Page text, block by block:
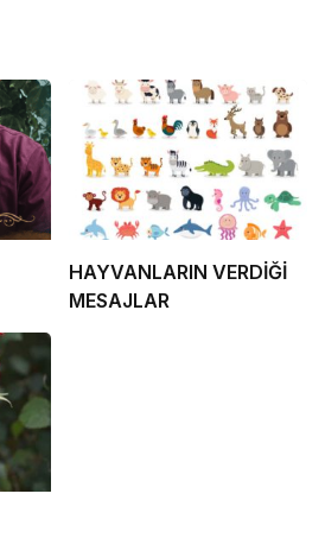
HAYVANLARIN VERDİĞİ
MESAJLAR